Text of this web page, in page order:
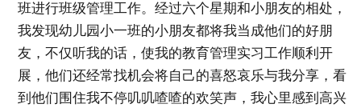
班进行班级管理工作。经过六个星期和小朋友的相处，
我发现幼儿园小一班的小朋友都将我当成他们的好朋
友，不仅听我的话，使我的教育管理实习工作顺利开
展，他们还经常找机会将自己的喜怒哀乐与我分享，看
到他们围住我不停叽叽喳喳的欢笑声，我心里感到高兴